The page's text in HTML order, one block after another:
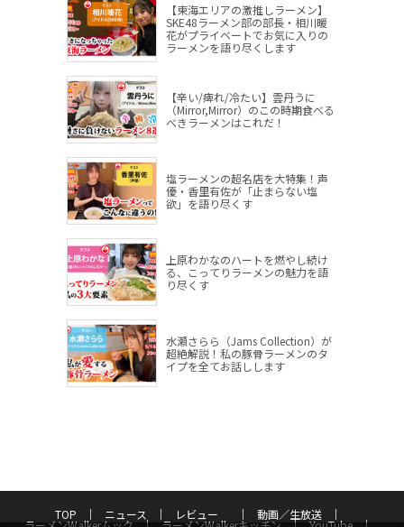
【東海エリアの激推しラーメン】
SKE48ラーメン部の部長・相川暖
花がプライベートでお気に入りの
ラーメンを語り尽くします
【辛い/痺れ/冷たい】雲丹うに
（Mirror,Mirror）のこの時期食べる
べきラーメンはこれだ！
塩ラーメンの超名店を大特集！声
優・香里有佐が「止まらない塩
欲」を語り尽くす
上原わかなのハートを燃やし続け
る、こってりラーメンの魅力を語
り尽くす
水瀬さらら（Jams Collection）が
超絶解説！私の豚骨ラーメンのタ
イプを全てお話しします
TOP ニュース レビュー 動画／生放送